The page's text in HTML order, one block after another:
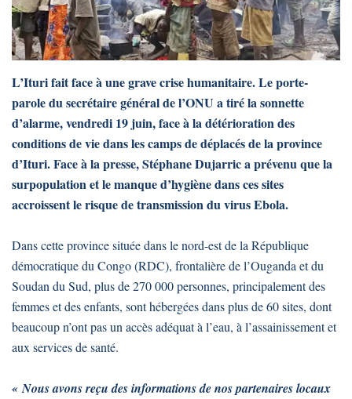
L’Ituri fait face à une grave crise humanitaire. Le porte-
parole du secrétaire général de l’ONU a tiré la sonnette
d’alarme, vendredi 19 juin, face à la détérioration des
conditions de vie dans les camps de déplacés de la province
d’Ituri. Face à la presse, Stéphane Dujarric a prévenu que la
surpopulation et le manque d’hygiène dans ces sites
accroissent le risque de transmission du virus Ebola.
Dans cette province située dans le nord-est de la République
démocratique du Congo (RDC), frontalière de l’Ouganda et du
Soudan du Sud, plus de 270 000 personnes, principalement des
femmes et des enfants, sont hébergées dans plus de 60 sites, dont
beaucoup n’ont pas un accès adéquat à l’eau, à l’assainissement et
aux services de santé.
« Nous avons reçu des informations de nos partenaires locaux